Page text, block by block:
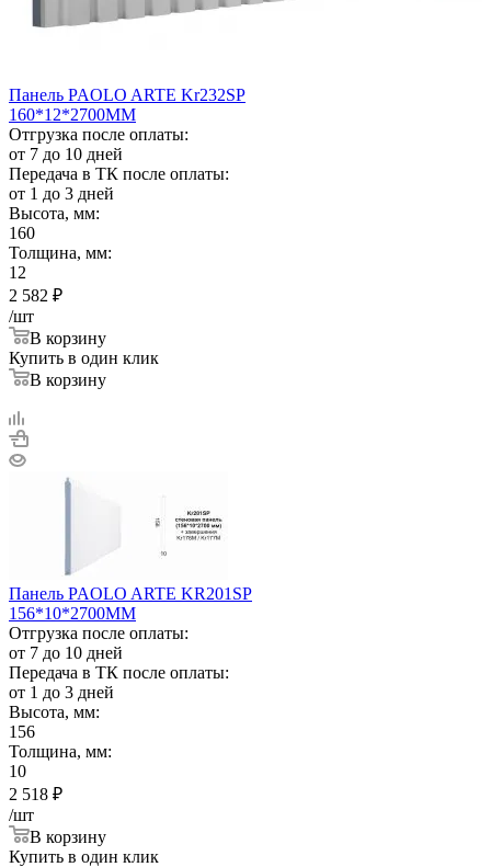
Панель PAOLO ARTE Kr232SP
160*12*2700ММ
Отгрузка после оплаты:
от 7 до 10 дней
Передача в ТК после оплаты:
от 1 до 3 дней
Высота, мм:
160
Толщина, мм:
12
2 582 ₽
/шт
В корзину
Купить в один клик
В корзину
Панель PAOLO ARTE KR201SP
156*10*2700ММ
Отгрузка после оплаты:
от 7 до 10 дней
Передача в ТК после оплаты:
от 1 до 3 дней
Высота, мм:
156
Толщина, мм:
10
2 518 ₽
/шт
В корзину
Купить в один клик